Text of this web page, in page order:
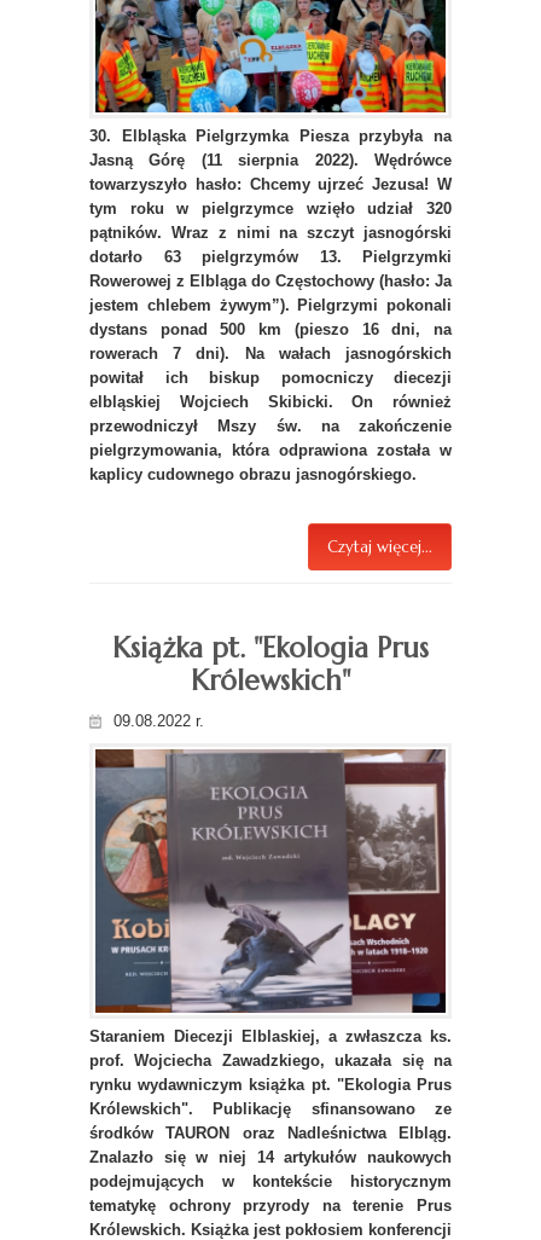
30. Elbląska Pielgrzymka Piesza przybyła na
Jasną Górę (11 sierpnia 2022). Wędrówce
towarzyszyło hasło: Chcemy ujrzeć Jezusa! W
tym roku w pielgrzymce wzięło udział 320
pątników. Wraz z nimi na szczyt jasnogórski
dotarło 63 pielgrzymów 13. Pielgrzymki
Rowerowej z Elbląga do Częstochowy (hasło: Ja
jestem chlebem żywym”). Pielgrzymi pokonali
dystans ponad 500 km (pieszo 16 dni, na
rowerach 7 dni). Na wałach jasnogórskich
powitał ich biskup pomocniczy diecezji
elbląskiej Wojciech Skibicki. On również
przewodniczył Mszy św. na zakończenie
pielgrzymowania, która odprawiona została w
kaplicy cudownego obrazu jasnogórskiego.
Czytaj więcej...
Książka pt. "Ekologia Prus
Królewskich"
09.08.2022 r.
Staraniem Diecezji Elblaskiej, a zwłaszcza ks.
prof. Wojciecha Zawadzkiego, ukazała się na
rynku wydawniczym książka pt. "Ekologia Prus
Królewskich". Publikację sfinansowano ze
środków TAURON oraz Nadleśnictwa Elbląg.
Znalazło się w niej 14 artykułów naukowych
podejmujących w kontekście historycznym
tematykę ochrony przyrody na terenie Prus
Królewskich. Książka jest pokłosiem konferencji